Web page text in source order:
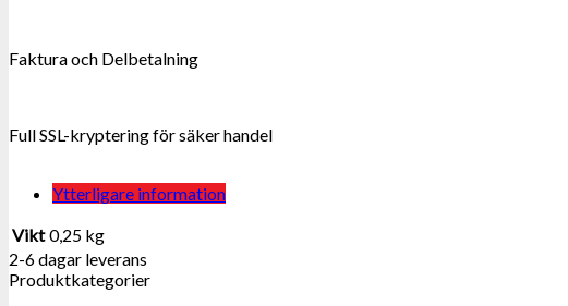
Faktura och Delbetalning
Full SSL-kryptering för säker handel
Ytterligare information
Vikt 0,25 kg
2-6 dagar leverans
Produktkategorier